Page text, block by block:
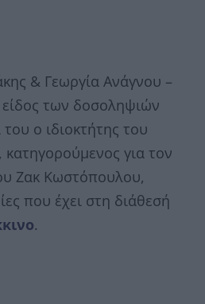
& Γεωργία Ανάγνου –
είδος των δοσοληψιών
ο ιδιοκτήτης του
για τον
Ζακ Κωστόπουλου,
που έχει στη διάθεσή
.